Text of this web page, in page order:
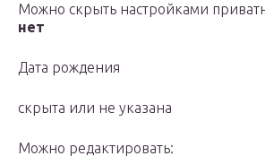
Можно скрыть настройками
нет
Дата рождения
скрыта или не указана
Можно редактировать: